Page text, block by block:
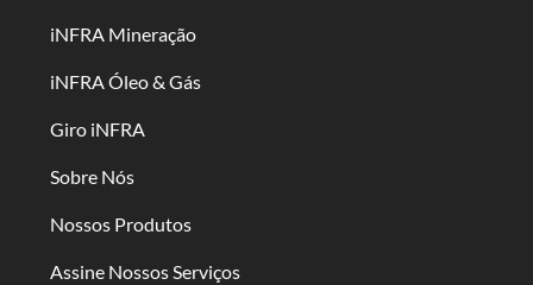
iNFRA Mineração
iNFRA Óleo & Gás
Giro iNFRA
Sobre Nós
Nossos Produtos
Assine Nossos Serviços